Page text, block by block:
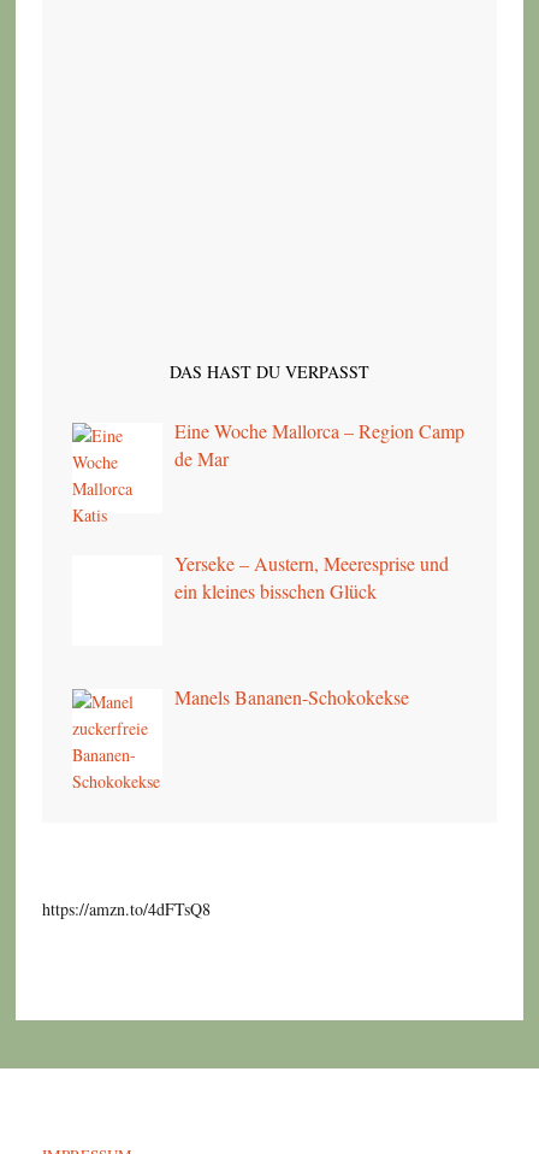
DAS HAST DU VERPASST
Eine Woche Mallorca – Region Camp
de Mar
Yerseke – Austern, Meeresprise und
ein kleines bisschen Glück
Manels Bananen-Schokokekse
https://amzn.to/4dFTsQ8